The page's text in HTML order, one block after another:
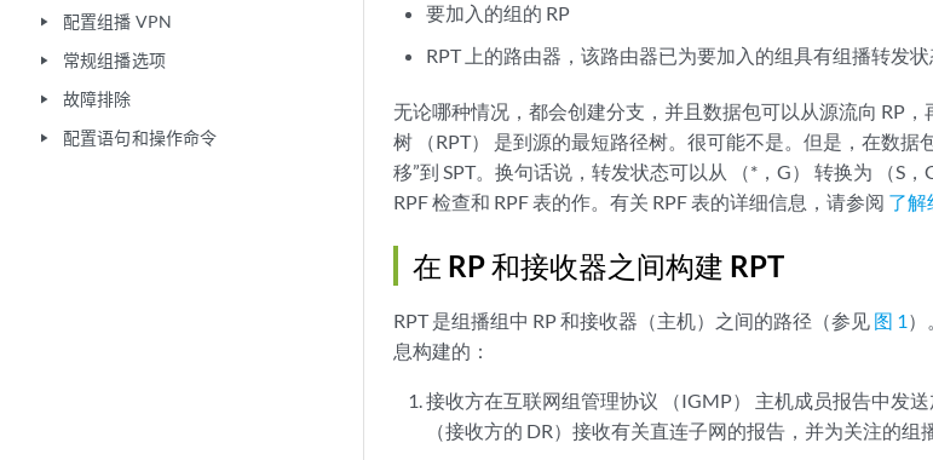
play_arrow 配置组播 VPN
play_arrow 常规组播选项
play_arrow 故障排除
play_arrow 配置语句和操作命令
要加入的组的 RP
RPT 上的路由器，该路由器已为要加入的组具有组播转发
无论哪种情况，都会创建分支，并且数据包可以从源流向 RP
树 （RPT） 是到源的最短路径树。很可能不是。但是，在数据
移”到 SPT。换句话说，转发状态可以从 （*，G） 转换为 （S
RPF 检查和 RPF 表的作。有关 RPF 表的详细信息，请参阅 了解
在 RP 和接收器之间构建 RPT
RPT 是组播组中 RP 和接收器（主机）之间的路径（参见 图 1 ）
息构建的：
接收方在互联网组管理协议 （IGMP） 主机成员报告中发
（接收方的 DR）接收有关直连子网的报告，并为关注的组